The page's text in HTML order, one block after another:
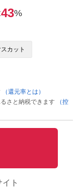
43%
スカット
（還元率とは）
さと納税できます
（控
ト